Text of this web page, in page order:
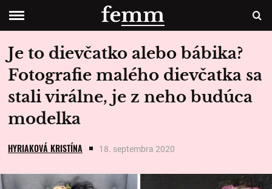
Je to dievčatko alebo bábika?
Fotografie malého dievčatka sa
stali virálne, je z neho budúca
modelka
HYRIAKOVÁ KRISTÍNA 18. septembra 2020